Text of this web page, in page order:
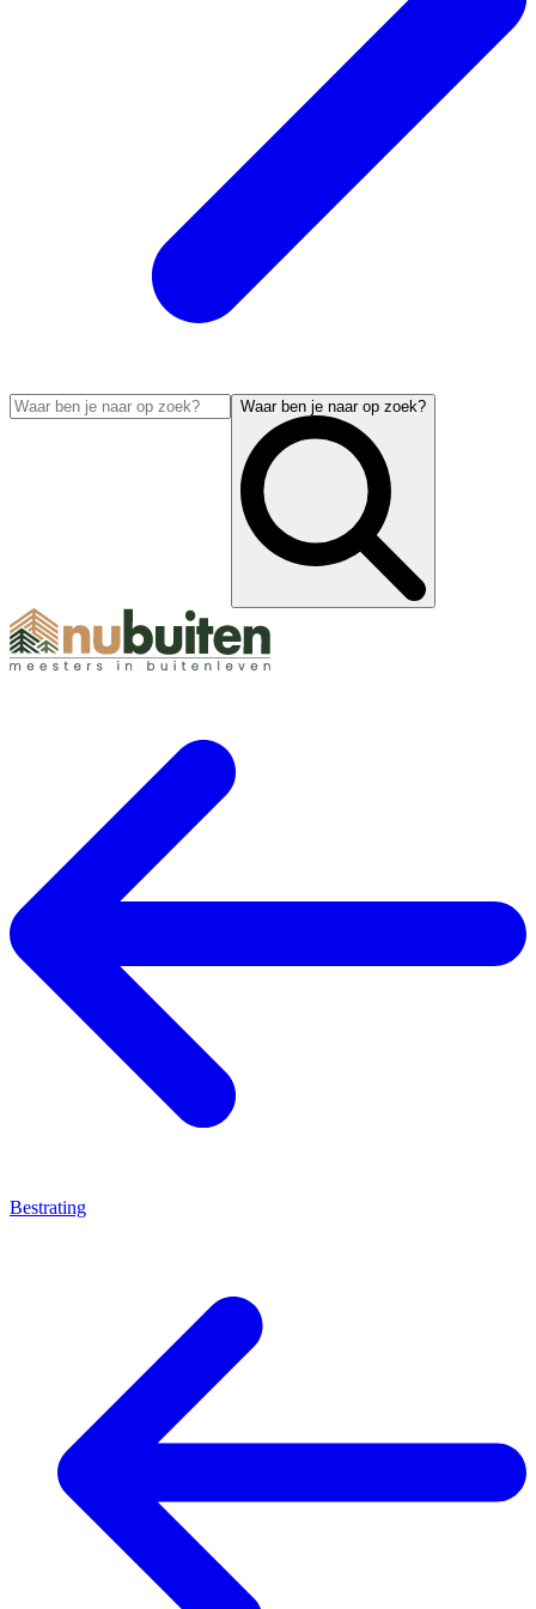
Waar ben je naar op zoek?
Bestrating